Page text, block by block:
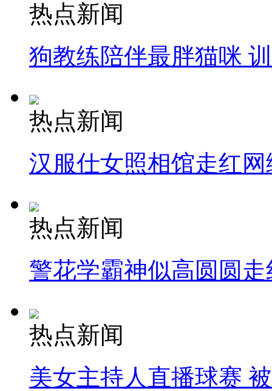
热点新闻
狗教练陪伴最胖猫咪
热点新闻
汉服仕女照相馆走红网
热点新闻
警花学霸神似高圆圆走
热点新闻
美女主持人直播球赛